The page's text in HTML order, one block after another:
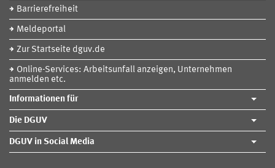
Barrierefreiheit
Meldeportal
Zur Startseite dguv.de
Online-Services: Arbeitsunfall anzeigen, Unternehmen
anmelden etc.
Informationen für
Die DGUV
DGUV in Social Media